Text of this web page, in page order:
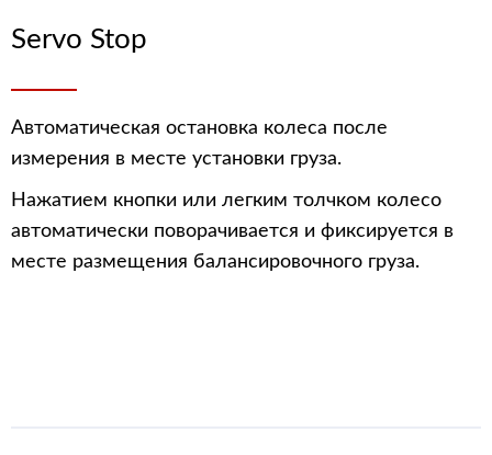
Servo Stop
Автоматическая остановка колеса после
измерения в месте установки груза.
Нажатием кнопки или легким толчком колесо
автоматически поворачивается и фиксируется в
месте размещения балансировочного груза.